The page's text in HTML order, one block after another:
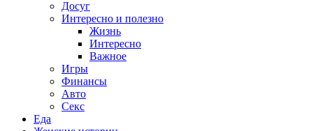
Досуг
Интересно и полезно
Жизнь
Интересно
Важное
Игры
Финансы
Авто
Секс
Еда